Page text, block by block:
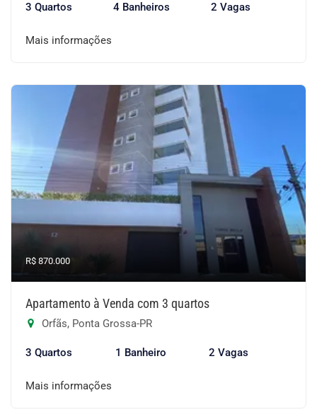
3 Quartos 4 Banheiros 2 Vagas
Mais informações
R$ 870.000
Apartamento à Venda com 3 quartos
Orfãs, Ponta Grossa-PR
3 Quartos 1 Banheiro 2 Vagas
Mais informações